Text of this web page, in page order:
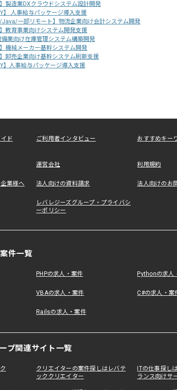
】製造業DXクラウドシステム設計開発
】 人事給与パッケージ導入支援
/Java/一部リモート】物流企業向け会計システム開発
】教育事業向けシステム開発支援
備業向け在庫管理システム構築開発
】機械メーカー基幹システム開発
】卸売企業向け基幹システム刷新支援
】人事給与パッケージ導入支援
ド ご利用者インタビュー おすすめキー
運営会社 利用規約
業様へ 法人向けの資料請求 法人向けのお
レバレジーズグループ・プライバシ
ーポリシー
件一覧
PHPの求人・案件 Pythonの求人
VBAの求人・案件 C#の求人・案
Railsの求人・案件
プ関連サイト一覧
クリエイターの案件探しはレバテ
ッククリエイター
ITの仕事探し
ランス向けサ